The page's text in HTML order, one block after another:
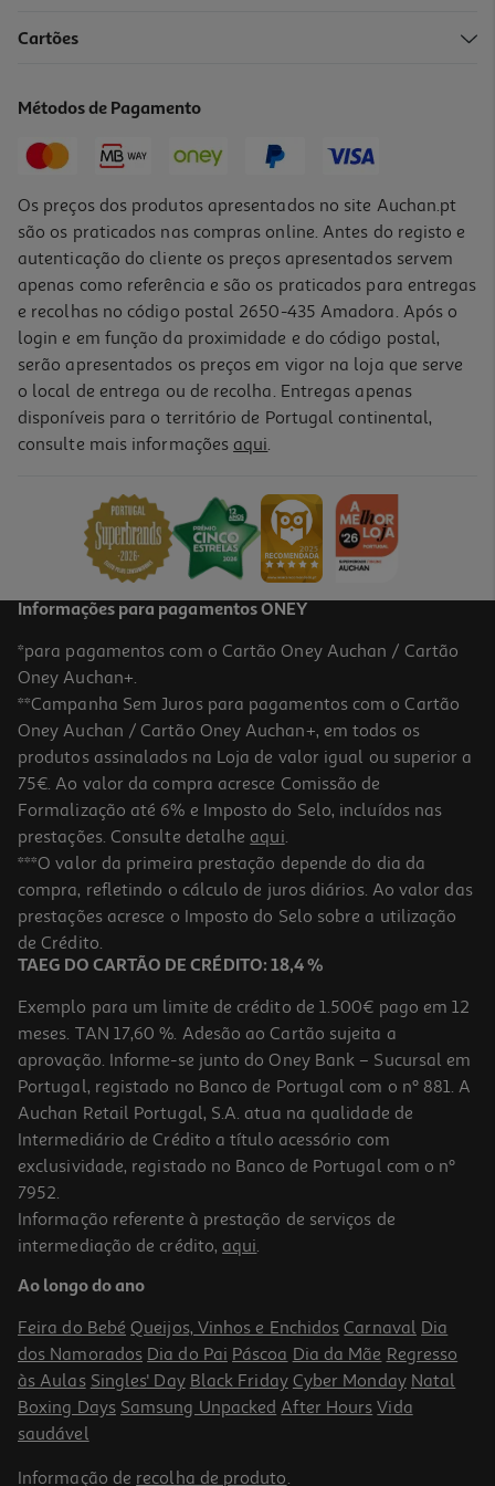
4.7
Trator Lego City Great Vehicles 60498
19,99 €
5.0 (41)
Jato Contra Carro Lego City Great Vehicles 60489
29.99 €/un
29,99 €
4.7
Camião De Plataforma Com Helicóptero Lego Creator 31146
19.99 €/un
19,99 €
Cartões
Métodos de Pagamento
Os preços dos produtos apresentados no site Auchan.pt
são os praticados nas compras online. Antes do registo e
autenticação do cliente os preços apresentados servem
apenas como referência e são os praticados para entregas
e recolhas no código postal 2650-435 Amadora. Após o
login e em função da proximidade e do código postal,
serão apresentados os preços em vigor na loja que serve
o local de entrega ou de recolha. Entregas apenas
disponíveis para o território de Portugal continental,
consulte mais informações aqui.
Informações para pagamentos ONEY
*para pagamentos com o Cartão Oney Auchan / Cartão
Oney Auchan+.
**Campanha Sem Juros para pagamentos com o Cartão
Oney Auchan / Cartão Oney Auchan+, em todos os
produtos assinalados na Loja de valor igual ou superior a
75€. Ao valor da compra acresce Comissão de
Formalização até 6% e Imposto do Selo, incluídos nas
prestações. Consulte detalhe aqui.
***O valor da primeira prestação depende do dia da
compra, refletindo o cálculo de juros diários. Ao valor das
prestações acresce o Imposto do Selo sobre a utilização
de Crédito.
TAEG DO CARTÃO DE CRÉDITO: 18,4 %
Exemplo para um limite de crédito de 1.500€ pago em 12
meses. TAN 17,60 %. Adesão ao Cartão sujeita a
aprovação. Informe-se junto do Oney Bank – Sucursal em
Portugal, registado no Banco de Portugal com o nº 881. A
Auchan Retail Portugal, S.A. atua na qualidade de
Intermediário de Crédito a título acessório com
exclusividade, registado no Banco de Portugal com o nº
7952.
Informação referente à prestação de serviços de
intermediação de crédito, aqui.
Ao longo do ano
Feira do Bebé Queijos, Vinhos e Enchidos Carnaval Dia
dos Namorados Dia do Pai Páscoa Dia da Mãe Regresso
às Aulas Singles' Day Black Friday Cyber Monday Natal
Boxing Days Samsung Unpacked After Hours Vida
saudável
Informação de recolha de produto.